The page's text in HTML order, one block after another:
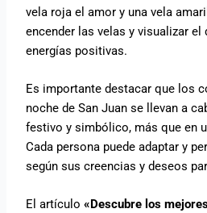
vela roja el amor y una vela
encender las velas y visualizar el
energías positivas.
Es importante destacar que los
noche de San Juan se llevan a
festivo y simbólico, más que en
Cada persona puede adaptar y
según sus creencias y deseos
El artículo«Descubre los